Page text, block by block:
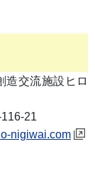
交流施設ヒロ
21
nigiwai.com